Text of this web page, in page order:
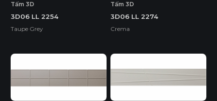
Tấm 3D
3D06 LL 2254
Taupe Grey
Tấm 3D
3D06 LL 2274
Crema